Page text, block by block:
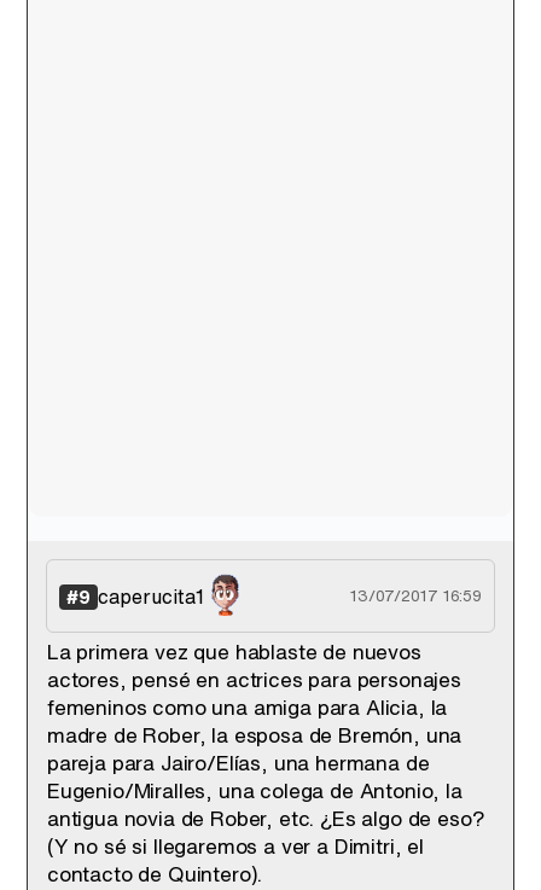
#9 caperucita1 13/07/2017 16:59
La primera vez que hablaste de nuevos
actores, pensé en actrices para personajes
femeninos como una amiga para Alicia, la
madre de Rober, la esposa de Bremón, una
pareja para Jairo/Elías, una hermana de
Eugenio/Miralles, una colega de Antonio, la
antigua novia de Rober, etc. ¿Es algo de eso?
(Y no sé si llegaremos a ver a Dimitri, el
contacto de Quintero).